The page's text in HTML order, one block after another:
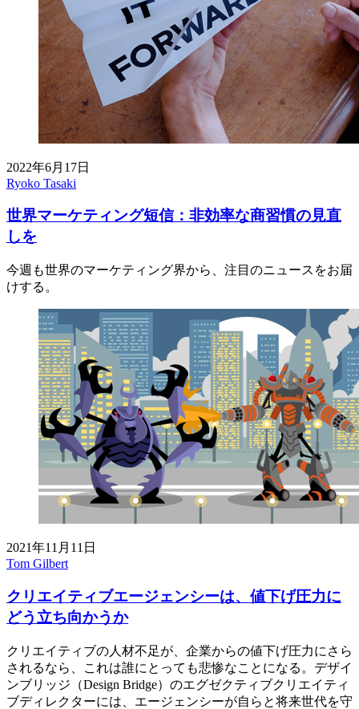
2022年6月17日
Ryoko Tasaki
世界マーケティング短信：非効率な商習慣の見直
しを
今週も世界のマーケティング界から、注目のニュースをお届
けする。
2021年11月11日
Tom Gilbert
クリエイティブエージェンシーは、値下げ圧力に
どう立ち向かうか
クリエイティブの人材不足が、企業からの値下げ圧力にさら
されるなら、これは誰にとっても悲惨なことになる。デザイ
ンブリッジ（Design Bridge）のエグゼクティブクリエイティ
ブディレクターには、エージェンシーが自らと将来世代を守